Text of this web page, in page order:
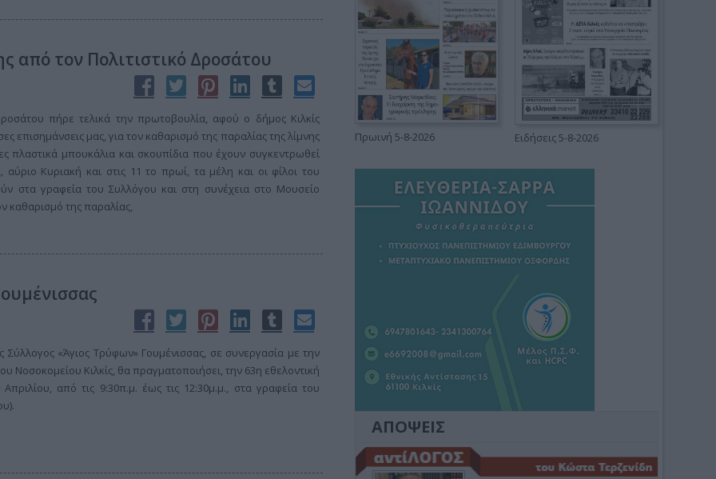
από τον Πολιτιστικό Δροσάτου
πήρε τελικά την πρωτοβουλία, αφού ο δήμος Κιλκίς
επισημάνσεις μας, για τον καθαρισμό της παραλίας της λίμνης
πλαστικά μπουκάλια και σκουπίδια που έχουν συγκεντρωθεί
αύριο Κυριακή και στις 11 το πρωί, τα μέλη και οι φίλοι του
στα γραφεία του Συλλόγου και στη συνέχεια στο Μουσείο
καθαρισμό της παραλίας,
Σύλλογος «Άγιος Τρύφων» Γουμένισσας, σε συνεργασία με την
Νοσοκομείου Κιλκίς, θα πραγματοποιήσει, την 63η εθελοντική
από τις 9:30π.μ. έως τις 12:30μ.μ., στα γραφεία του
Πρωινή 5-8-2026 Ειδήσεις 5-8-2026
ΑΠΟΨΕΙΣ